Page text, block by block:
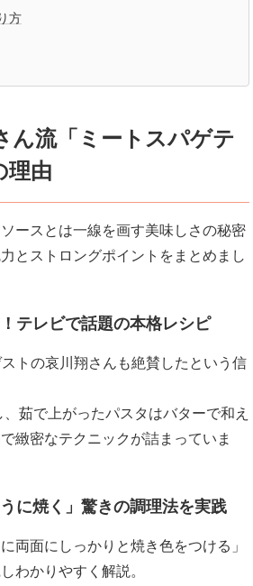
方
ん流「ミートスパゲテ
理由
ースとは一線を画す美味しさの秘密
とストロングポイントをまとめまし
テレビで話題の本格レシピ
トの哀川翔さんも絶賛したという信
茹で上がったパスタはバターで和え
緻密なテクニックが詰まっていま
に焼く」驚きの調理法を実践
両面にしっかりと焼き色をつける」
わかりやすく解説。